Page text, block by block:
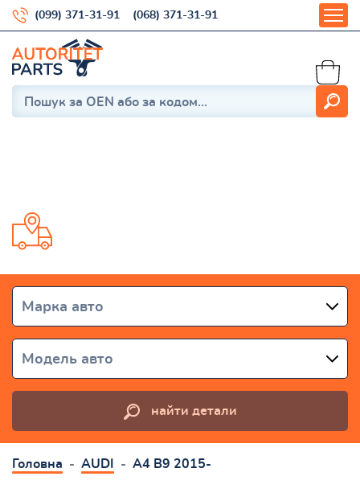
(099) 371-31-91 (068) 371-31-91
Марка авто
Модель авто
найти детали
Головна AUDI A4 B9 2015-